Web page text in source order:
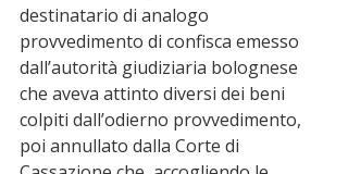
destinatario di analogo
provvedimento di confisca emesso
dall’autorità giudiziaria bolognese
che aveva attinto diversi dei beni
colpiti dall’odierno provvedimento,
poi annullato dalla Corte di